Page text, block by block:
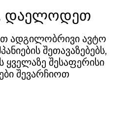
დაელოდეთ
ადგილობრივი ავტო
შეთავაზებებს,
ყველაზე შესაფერისი
შევარჩიოთ